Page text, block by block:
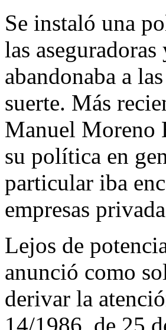
Se instaló una
las
abandonaba a
suerte. Más
Manuel Moreno
su política en
particular iba
empresas
Lejos de
anunció como
derivar la